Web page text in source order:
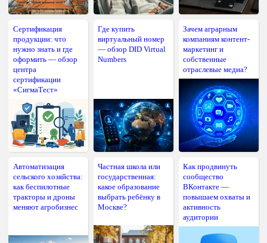
Сертификация
продукции: что
нужно знать и где
оформить — обзор
центра
сертификации
«СигмаТест»
Где купить
виртуальный номер
— обзор DID Virtual
Numbers
Зачем аграрным
компаниям контент-
маркетинг и
собственные
отраслевые медиа?
Автоматизация
сельского хозяйства:
как беспилотные
тракторы и дроны
меняют агробизнес
Частная школа или
государственная:
какое образование
выбрать ребёнку в
Москве?
Как продвинуть
сообщество
ВКонтакте —
повышаем охваты и
активность
аудитории